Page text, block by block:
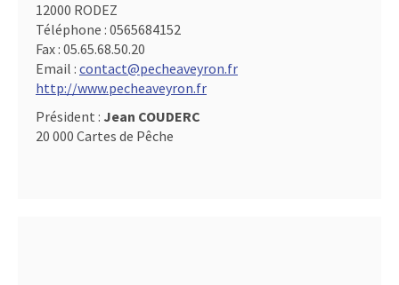
12000 RODEZ
Téléphone : 0565684152
Fax : 05.65.68.50.20
Email : contact@pecheaveyron.fr
http://www.pecheaveyron.fr
Président : Jean COUDERC
20 000 Cartes de Pêche